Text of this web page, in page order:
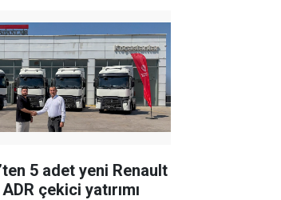
5 adet yeni Renault
çekici yatırımı